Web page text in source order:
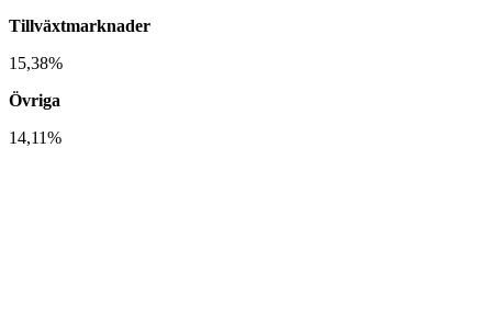
Tillväxtmarknader
15,38%
Övriga
14,11%